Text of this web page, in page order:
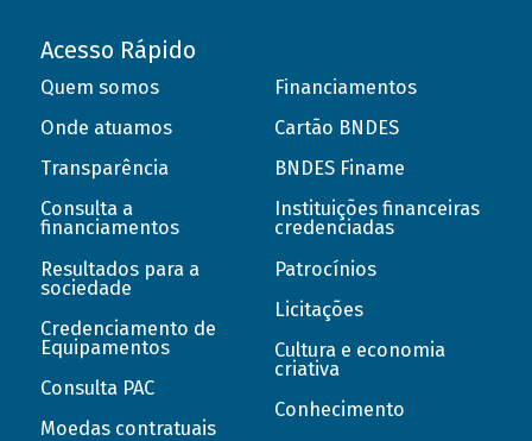
Acesso Rápido
Quem somos
Onde atuamos
Transparência
Consulta a
financiamentos
Resultados para a
sociedade
Credenciamento de
Equipamentos
Consulta PAC
Moedas contratuais
Financiamentos
Cartão BNDES
BNDES Finame
Instituições financeiras
credenciadas
Patrocínios
Licitações
Cultura e economia
criativa
Conhecimento